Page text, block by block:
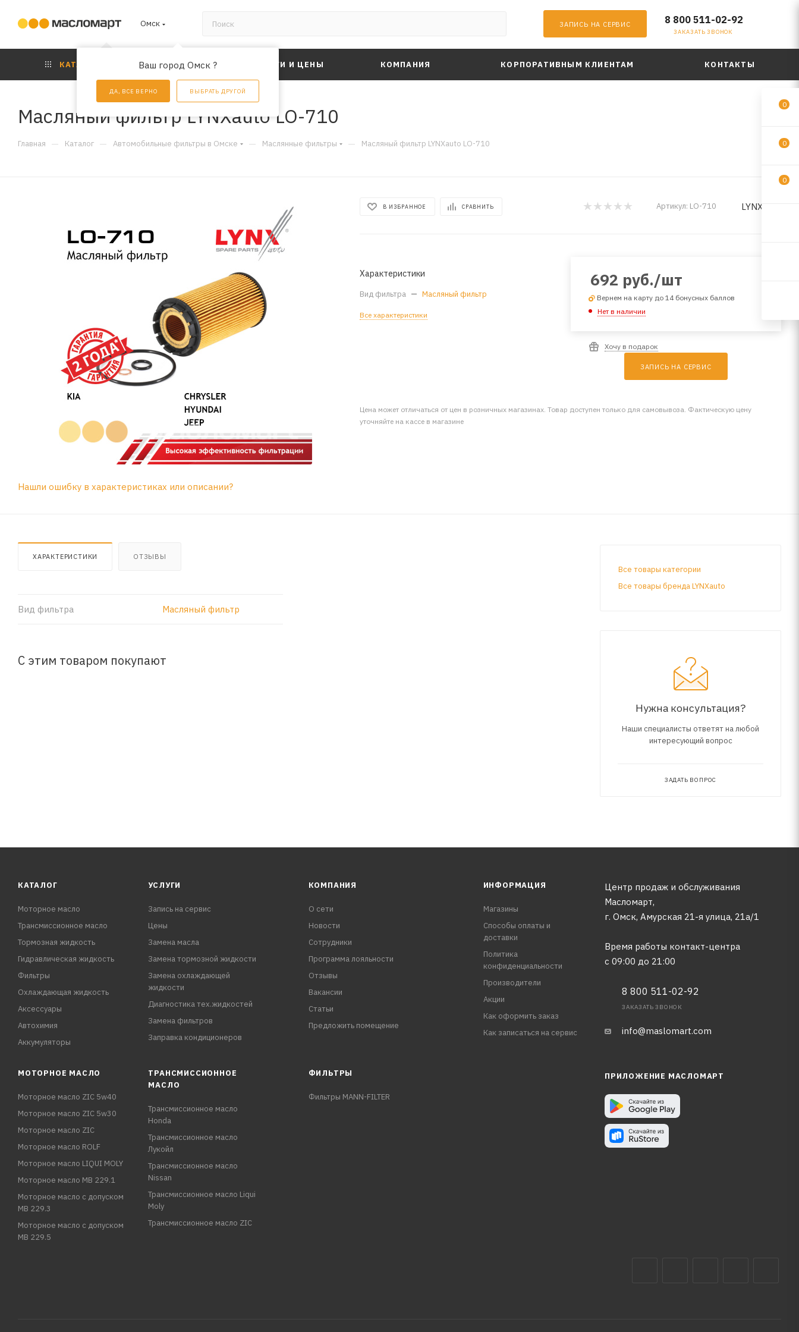
Омск
Ваш город Омск ?
ДА, ВСЕ ВЕРНО ВЫБРАТЬ ДРУГОЙ
ЗАПИСЬ НА СЕРВИС 8 800 511-02-92
ЗАКАЗАТЬ ЗВОНОК
КАТАЛОГ АКЦИИ УСЛУГИ И ЦЕНЫ КОМПАНИЯ КОРПОРАТИВНЫМ КЛИЕНТАМ КОНТАКТЫ
Масляный фильтр LYNXauto LO-710
Главная — Каталог — Автомобильные фильтры в Омске — Маслянные фильтры — Масляный фильтр LYNXauto LO-710
В ИЗБРАННОЕ СРАВНИТЬ Артикул: LO-710 LYNXauto
Характеристики
Вид фильтра — Масляный фильтр
Все характеристики
692 руб./шт
Вернем на карту до 14 бонусных баллов
Нет в наличии
Хочу в подарок
ЗАПИСЬ НА СЕРВИС
Цена может отличаться от цен в розничных магазинах. Товар доступен только для самовывоза. Фактическую цену
уточняйте на кассе в магазине
Нашли ошибку в характеристиках или описании?
ХАРАКТЕРИСТИКИ ОТЗЫВЫ
Вид фильтра Масляный фильтр
С этим товаром покупают
Все товары категории
Все товары бренда LYNXauto
Нужна консультация?
Наши специалисты ответят на любой
интересующий вопрос
ЗАДАТЬ ВОПРОС
КАТАЛОГ
Моторное масло
Трансмиссионное масло
Тормозная жидкость
Гидравлическая жидкость
Фильтры
Охлаждающая жидкость
Аксессуары
Автохимия
Аккумуляторы
УСЛУГИ
Запись на сервис
Цены
Замена масла
Замена тормозной жидкости
Замена охлаждающей
жидкости
Диагностика тех.жидкостей
Замена фильтров
Заправка кондиционеров
КОМПАНИЯ
О сети
Новости
Сотрудники
Программа лояльности
Отзывы
Вакансии
Статьи
Предложить помещение
ИНФОРМАЦИЯ
Магазины
Способы оплаты и
доставки
Политика
конфиденциальности
Производители
Акции
Как оформить заказ
Как записаться на сервис
Центр продаж и обслуживания
Масломарт,
г. Омск, Амурская 21-я улица, 21а/1
Время работы контакт-центра
с 09:00 до 21:00
8 800 511-02-92
ЗАКАЗАТЬ ЗВОНОК
info@maslomart.com
МОТОРНОЕ МАСЛО
Моторное масло ZIC 5w40
Моторное масло ZIC 5w30
Моторное масло ZIC
Моторное масло ROLF
Моторное масло LIQUI MOLY
Моторное масло MB 229.1
Моторное масло с допуском
MB 229.3
Моторное масло с допуском
MB 229.5
ТРАНСМИССИОННОЕ
МАСЛО
Трансмиссионное масло
Honda
Трансмиссионное масло
Лукойл
Трансмиссионное масло
Nissan
Трансмиссионное масло Liqui
Moly
Трансмиссионное масло ZIC
ФИЛЬТРЫ
Фильтры MANN-FILTER
ПРИЛОЖЕНИЕ МАСЛОМАРТ
0
0
0